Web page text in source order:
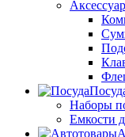
Наборы
Емкости